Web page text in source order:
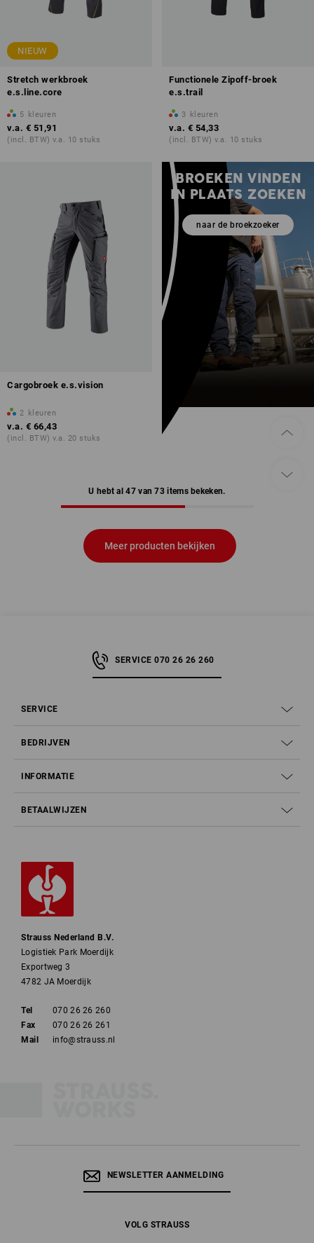
NIEUW
Stretch werkbroek
e.s.line.core
5 kleuren
v.a. € 51,91
(incl. BTW) v.a. 10 stuks
Functionele Zipoff-broek
e.s.trail
3 kleuren
v.a. € 54,33
(incl. BTW) v.a. 10 stuks
Cargobroek e.s.vision
2 kleuren
v.a. € 66,43
(incl. BTW) v.a. 20 stuks
BROEKEN VINDEN
IN PLAATS ZOEKEN
naar de broekzoeker
U hebt al 47 van 73 items bekeken.
Meer producten bekijken
SERVICE 070 26 26 260
SERVICE
BEDRIJVEN
INFORMATIE
BETAALWIJZEN
Strauss Nederland B.V.
Logistiek Park Moerdijk
Exportweg 3
4782 JA Moerdijk
Tel
070 26 26 260
Fax
070 26 26 261
Mail
info@strauss.nl
NEWSLETTER AANMELDING
VOLG STRAUSS